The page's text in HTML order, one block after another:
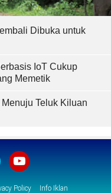
Dibuka untuk
IoT Cukup
Memetik
Teluk Kiluan
Policy Info Iklan